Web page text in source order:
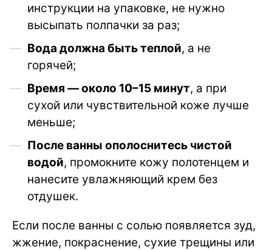
инструкции на упаковке, не нужно
высыпать полпачки за раз;
Вода должна быть теплой, а не
горячей;
Время — около 10–15 минут, а при
сухой или чувствительной коже лучше
меньше;
После ванны ополоснитесь чистой
водой, промокните кожу полотенцем и
нанесите увлажняющий крем без
отдушек.
Если после ванны с солью появляется зуд,
жжение, покраснение, сухие трещины или